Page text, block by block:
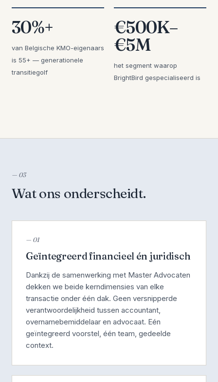
30%+
van Belgische KMO-eigenaars
is 55+ — generationele
transitiegolf
€500K–
€5M
het segment waarop
BrightBird gespecialiseerd is
— 03
Wat ons onderscheidt.
— 01
Geïntegreerd financieel én juridisch
Dankzij de samenwerking met Master Advocaten
dekken we beide kerndimensies van elke
transactie onder één dak. Geen versnipperde
verantwoordelijkheid tussen accountant,
overnamebemiddelaar en advocaat. Eén
geïntegreerd voorstel, één team, gedeelde
context.